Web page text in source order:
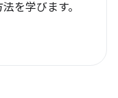
を学びます。